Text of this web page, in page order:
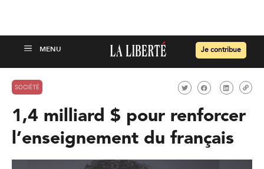
Je contribue
SOCIÉTÉ
1,4 milliard $ pour renforcer
l’enseignement du français